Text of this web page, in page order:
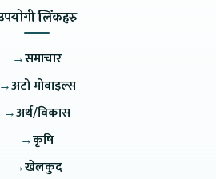
लिंकहरु
→समाचार
→अटो मोवाइल्स
→अर्थ/विकास
→कृषि
→खेलकुद